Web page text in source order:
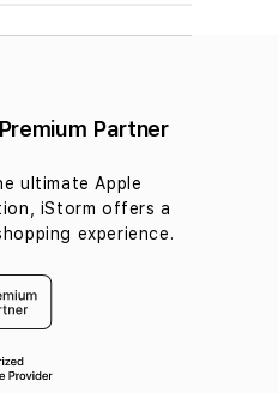
Partner
ultimate Apple
iStorm offers a
experience.